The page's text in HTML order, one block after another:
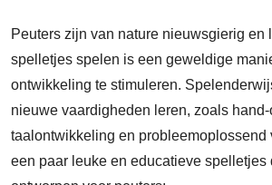
Peuters zijn van nature nieuwsgierig en
spelletjes spelen is een geweldige
ontwikkeling te stimuleren.
nieuwe vaardigheden leren, zoals
taalontwikkeling en probleemoplossend
een paar leuke en educatieve spelletjes